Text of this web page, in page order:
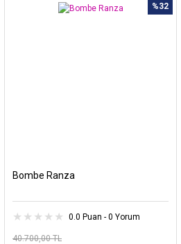
%32
Bombe Ranza
0.0 Puan - 0 Yorum
40.700,00 TL